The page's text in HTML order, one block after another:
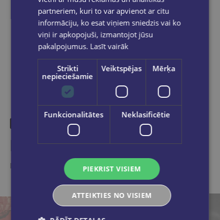
Dalies sociālajos tīklos:
Līdzīgas preces
Ieskaties, varbūt noder
partneriem, kuri to var apvienot ar citu
informāciju, ko esat viņiem sniedzis vai ko
viņi ir apkopojuši, izmantojot jūsu
pakalpojumus. Lasīt vairāk
Strikti
nepieciešamie
Veiktspējas Mērķa
Funkcionalitātes Neklasificētie
PIEKRIST VISIEM
ATTEIKTIES NO VISIEM